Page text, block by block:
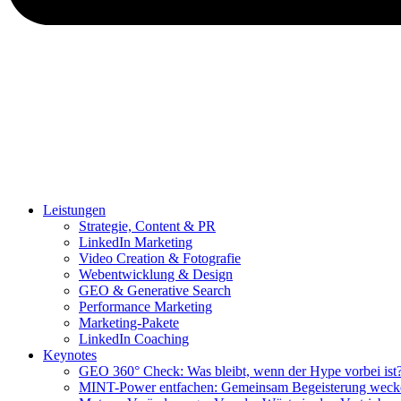
Leistungen
Strategie, Content & PR
LinkedIn Marketing
Video Creation & Fotografie
Webentwicklung & Design
GEO & Generative Search
Performance Marketing
Marketing-Pakete
LinkedIn Coaching
Keynotes
GEO 360° Check: Was bleibt, wenn der Hype vorbei
MINT-Power entfachen: Gemeinsam Begeisterung